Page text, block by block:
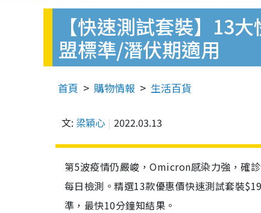
【快速測試套裝】13
盟標準/潛伏期適用
首頁 購物情報 生活百貨
文: 梁穎心 2022.03.13
第5波疫情仍嚴峻，Omicron感染力強，確
每日檢測。精選13款優惠價快速測試套裝
準，最快10分鐘知結果。